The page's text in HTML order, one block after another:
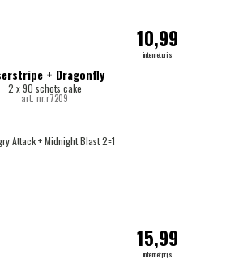
+ Dragonfly
2 x 90 schots cake
art. nr.r7209
10,99
internetprijs
15,99
internetprijs